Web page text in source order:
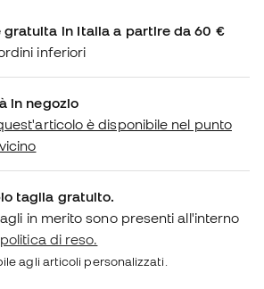
gratuita in Italia a partire da 60 €
inferiori
in negozio
è disponibile nel punto
taglia gratuito.
in merito sono presenti all'interno
politica di reso.
agli articoli personalizzati.